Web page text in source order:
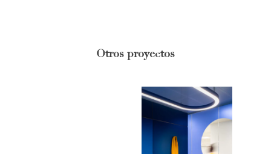
Otros proyectos